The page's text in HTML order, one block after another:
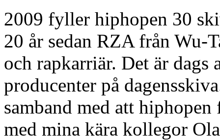
2009 fyller hiphopen 30
20 år sedan RZA från Wu-
och rapkarriär. Det är
producenter på
samband med att
med mina kära kollegor